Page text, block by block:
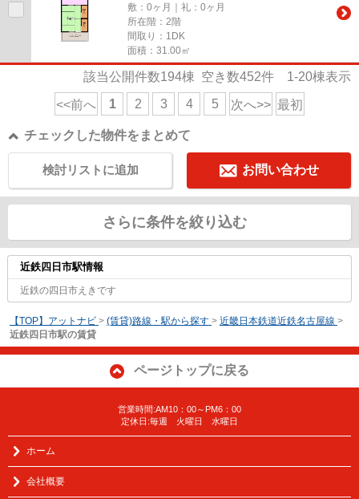
敷：0ヶ月｜礼：0ヶ月
所在階：2階
間取り：1DK
面積：31.00㎡
該当公開件数194棟 空き数452件 1-20棟表示
<<前へ 1 2 3 4 5 次へ>> 最初
チェックした物件をまとめて
お問い合わせ
検討リストに追加
さらに条件を絞り込む
近鉄四日市駅情報
近鉄の四日市えきです
【TOP】アットナビ > (賃貸)路線・駅から探す > 近畿日本鉄道近鉄名古屋線 >
近鉄四日市駅の賃貸
ページトップに戻る
営業時間:AM10：00～PM6：00
定休日:毎週 火曜日 水曜日
ホーム
会社概要